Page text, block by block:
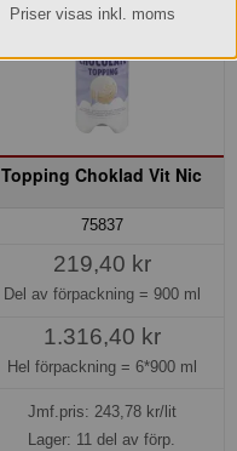
Topping Choklad Vit Nic
75837
219,40 kr
Del av förpackning = 900 ml
1.316,40 kr
Hel förpackning = 6*900 ml
Jmf.pris: 243,78kr/lit
Lager: 11 del av förp.
Priser visas inkl. moms